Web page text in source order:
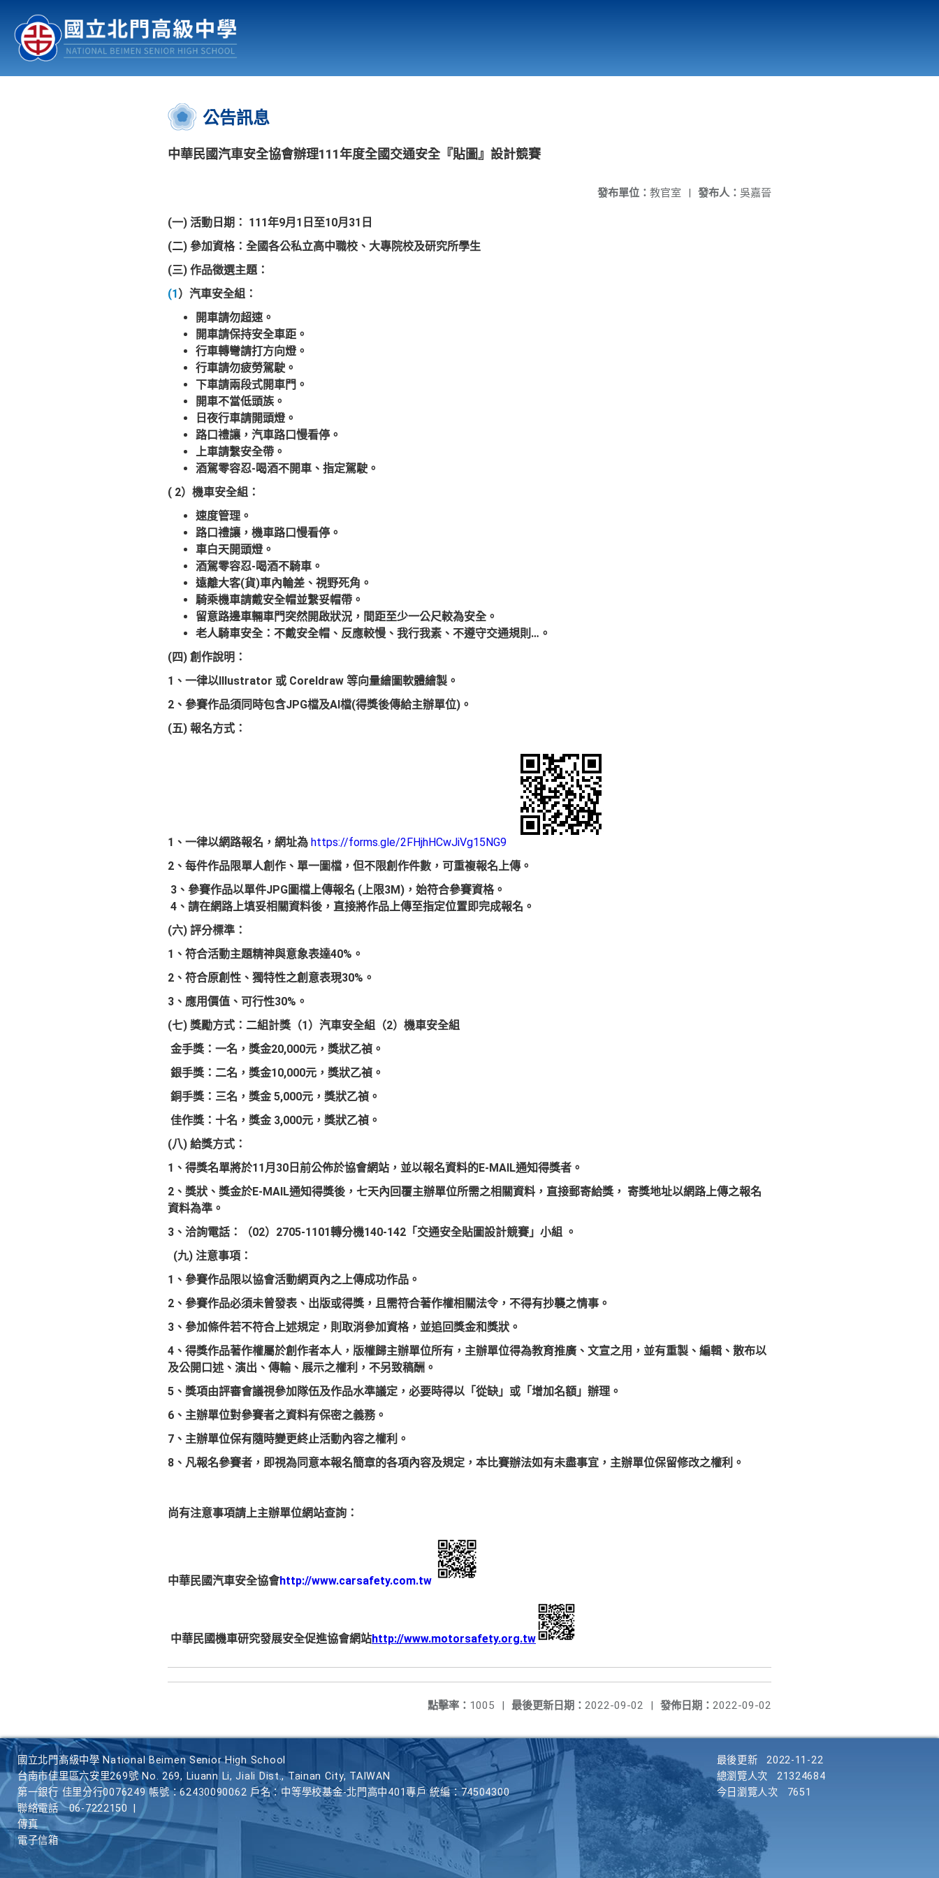
認識北中 行事曆
:::
公告訊息
中華民國汽車安全協會辦理111年度全國交通安全『貼圖』設計競賽
發布人： 吳嘉晉
發布單位： 教官室 |
(一) 活動日期： 111年9月1日至10月31日
(二) 參加資格：全國各公私立高中職校 、大專院校及研究所學生
(三) 作品徵選主題：
(1）汽車安全組：
開車請勿超速。
開車請保持安全車距。
行車轉彎請打方向燈。
行車請勿疲勞駕駛。
下車請兩段式開車門。
開車不當低頭族。
日夜行車請開頭燈。
路口禮讓，汽車路口慢看停。
上車請繫安全帶。
酒駕零容忍-喝酒不開車、指定駕駛。
( 2）機車安全組：
速度管理。
路口禮讓，機車路口慢看停。
車白天開頭燈。
酒駕零容忍-喝酒不騎車。
遠離大客(貨)車內輪差、視野死角。
騎乘機車請戴安全帽並繫妥帽帶。
留意路邊車輛車門突然開啟狀況，間距至少一公尺較為安全。
老人騎車安全：不戴安全帽、反應較慢、我行我素、不遵守交通規則…。
(四) 創作說明：
1、一律以Illustrator 或 Coreldraw 等向量繪圖軟體繪製 。
2、參賽作品須同時包含JPG檔及AI檔(得獎後傳給主辦單位)。
(五) 報名方式：
1 、一律以網路報名，網址為 https://forms.gle/2FHjhHCwJiVg15NG9
2、每件作品限單人創作 、 單一圖檔 ， 但不限創作件數 ， 可重複報名上傳。
3、參賽作品以單件JPG圖檔上傳報名 (上限3M) ，始符合參賽資格。
4、請在網路上填妥相關資料後，直接將作品上傳至指定位置即完成報名。
(六) 評分標準：
1、符合活動主題精神與意象表達40%。
2 、符合原創性、獨特性之創意表現30%。
3 、應用價值、可行性30%。
(七) 獎勵方式：二組計獎（1）汽車安全組（2）機車安全組
金手獎：一名，獎金20,000元， 獎狀乙禎 。
銀手獎：二名，獎金10,000元， 獎狀乙禎 。
銅手獎：三名，獎金 5,000元， 獎狀乙禎 。
佳作獎：十名，獎金 3,000元， 獎狀乙禎 。
(八) 給獎方式：
1 、得獎名單將於11月30日前公佈於協會網站，並以報名資料的E-MAIL通知得獎者。
2 、獎狀、獎金於E-MAIL通知得獎後，七天內回覆主辦單位所需之相關資料，直接郵寄給獎， 寄獎地址以網路上傳之報名
資料為準。
3 、洽詢電話：（02）2705-1101轉分機140-142「交通安全貼圖設計競賽」小組 。
(九) 注意事項：
1 、參賽作品限以協會活動網頁內之上傳成功作品。
2 、參賽作品必須未曾發表、出版或得獎，且需符合著作權相關法令，不得有抄襲之情事。
3 、參加條件若不符合上述規定，則取消參加資格，並追回獎金和獎狀。
4 、得獎作品著作權屬於創作者本人，版權歸主辦單位所有，主辦單位得為教育推廣、文宣之用，並有重製、編輯、散布以
及公開口述、演出、傳輸、展示之權利，不另致稿酬。
5 、獎項由評審會議視參加隊伍及作品水準議定，必要時得以「從缺」或「增加名額」辦理。
6 、主辦單位對參賽者之資料有保密之義務。
7 、主辦單位保有隨時變更終止活動內容之權利 。
8 、凡報名參賽者，即視為同意本報名簡章的各項內容及規定，本比賽辦法如有未盡事宜，主辦單位保留修改之權利。
尚有注意事項請上主辦單位網站查詢：
中華民國汽車安全協會http://www.carsafety.com.tw
中華民國機車研究發展安全促進協會網站http://www.motorsafety.org.tw
發佈日期： 2022-09-02
最後更新日期： 2022-09-02 |
點擊率： 1005 |
國立北門高級中學 National Beimen Senior High School
台南市佳里區六安里269號 No. 269, Liuann Li, Jiali Dist., Tainan City, TAIWAN
第一銀行 佳里分行0076249 帳號：62430090062 戶名：中等學校基金-北門高中401專戶 統編：74504300
聯絡電話
06-7222150
傳真
電子信箱
最後更新
2022-11-22
總瀏覽人次
21324684
今日瀏覽人次
7651